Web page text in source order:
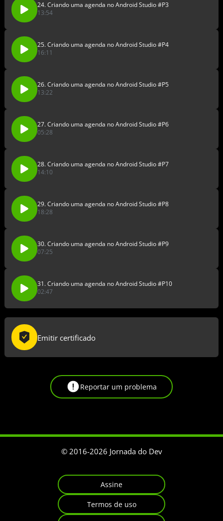
24. Criando uma agenda no Android Studio #P3
13:54
25. Criando uma agenda no Android Studio #P4
16:11
26. Criando uma agenda no Android Studio #P5
13:22
27. Criando uma agenda no Android Studio #P6
05:28
28. Criando uma agenda no Android Studio #P7
14:10
29. Criando uma agenda no Android Studio #P8
18:28
30. Criando uma agenda no Android Studio #P9
07:25
31. Criando uma agenda no Android Studio #P10
02:47
Emitir certificado
Reportar um problema
© 2016-2026 Jornada do Dev
Assine
Termos de uso